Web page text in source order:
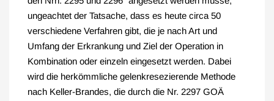
ungeachtet der Tatsache, dass es heute circa 50
verschiedene Verfahren gibt, die je nach Art und
Umfang der Erkrankung und Ziel der Operation in
Kombination oder einzeln eingesetzt werden. Dabei
wird die herkömmliche gelenkresezierende Methode
nach Keller-Brandes, die durch die Nr. 2297 GOÄ